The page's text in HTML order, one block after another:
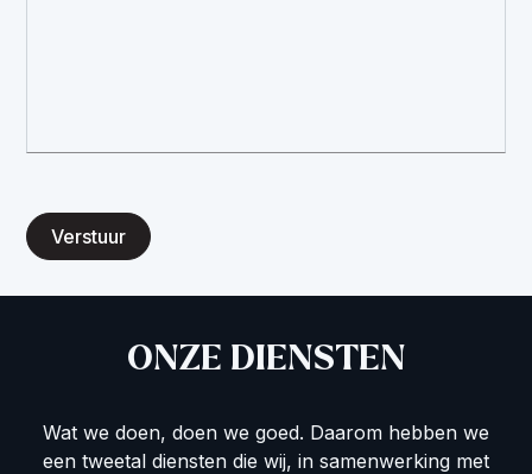
Verstuur
ONZE DIENSTEN
Wat we doen, doen we goed. Daarom hebben we
een tweetal diensten die wij, in samenwerking met